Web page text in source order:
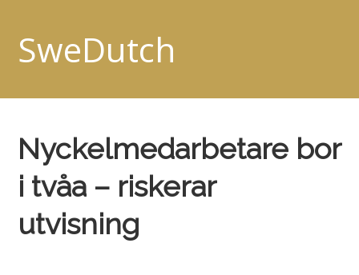
SweDutch
Nyckelmedarbetare bor
i tvåa – riskerar
utvisning